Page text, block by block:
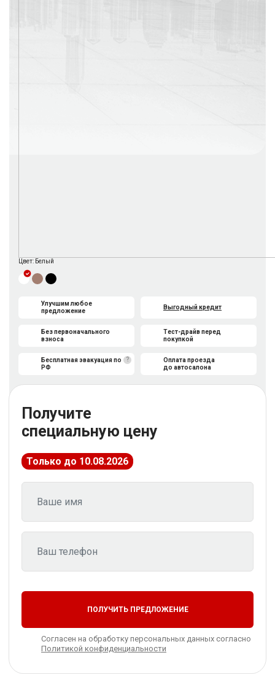
Цвет: Белый
Улучшим любое
предложение
Без первоначального
взноса
Выгодный кредит
Тест-драйв перед
покупкой
?
Бесплатная эвакуация по
РФ
Оплата проезда
до автосалона
Получите
специальную цену
Только до 10.08.2026
ПОЛУЧИТЬ ПРЕДЛОЖЕНИЕ
Согласен на обработку персональных данных согласно
Политикой конфиденциальности